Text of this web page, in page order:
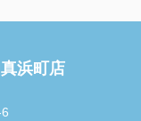
浜町店